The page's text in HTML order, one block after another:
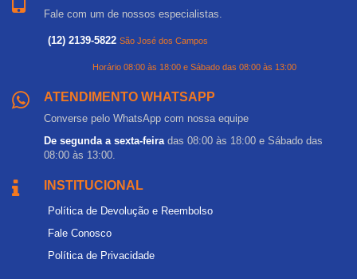
Fale com um de nossos especialistas.
(12) 2139-5822 São José dos Campos
Horário 08:00 às 18:00 e Sábado das 08:00 às 13:00
ATENDIMENTO WHATSAPP
Converse pelo WhatsApp com nossa equipe
De segunda a sexta-feira das 08:00 às 18:00 e Sábado das
08:00 às 13:00.
INSTITUCIONAL
Política de Devolução e Reembolso
Fale Conosco
Política de Privacidade